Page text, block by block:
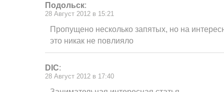
Подольск:
28 Август 2012 в 15:21
Пропущено несколько запятых, но на
это никак не повлияло
DIC:
28 Август 2012 в 17:40